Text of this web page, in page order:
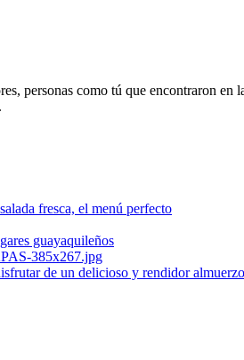
personas como tú que encontraron
fresca, el menú perfecto
guayaquileños
de un delicioso y rendidor almuerzo